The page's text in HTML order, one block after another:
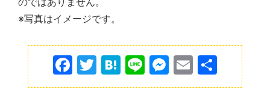
※写真はイメージです。
F
a
T
w
H
at
Li
n
M
e
E
m 有